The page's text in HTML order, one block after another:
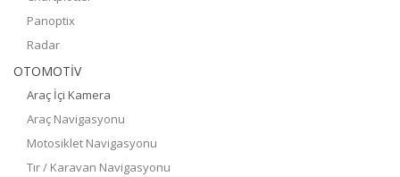
Panoptix
Radar
OTOMOTİV
Araç İçi Kamera
Araç Navigasyonu
Motosiklet Navigasyonu
Tır / Karavan Navigasyonu